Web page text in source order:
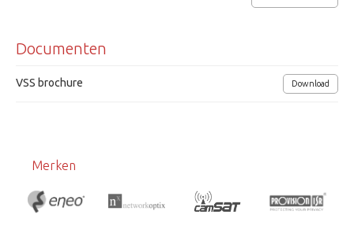
10 users, bewegings detectie
Netwerk 10/100/1000 Base T, IPv4 en IPv6
Documenten
VSS brochure Download
Merken